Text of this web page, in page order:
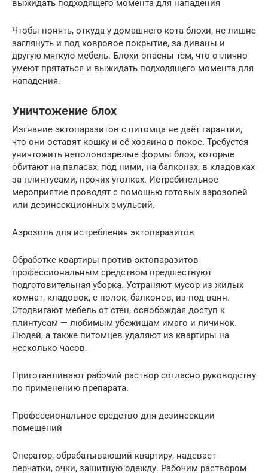
выжидать подходящего момента для нападения
Чтобы понять, откуда у домашнего кота блохи, не лишне
заглянуть и под ковровое покрытие, за диваны и
другую мягкую мебель. Блохи опасны тем, что отлично
умеют прятаться и выжидать подходящего момента для
нападения.
Уничтожение блох
Изгнание эктопаразитов с питомца не даёт гарантии,
что они оставят кошку и её хозяина в покое. Требуется
уничтожить неполовозрелые формы блох, которые
обитают на паласах, под ними, на балконах, в кладовках
за плинтусами, прочих уголках. Истребительное
мероприятие проводят с помощью готовых аэрозолей
или дезинсекционных эмульсий.
Аэрозоль для истребления эктопаразитов
Обработке квартиры против эктопаразитов
профессиональным средством предшествуют
подготовительная уборка. Устраняют мусор из жилых
комнат, кладовок, с полок, балконов, из-под ванн.
Отодвигают мебель от стен, освобождая доступ к
плинтусам — любимым убежищам имаго и личинок.
Людей, а также питомцев удаляют из квартиры на
несколько часов.
Приготавливают рабочий раствор согласно руководству
по применению препарата.
Профессиональное средство для дезинсекции
помещений
Оператор, обрабатывающий квартиру, надевает
перчатки, очки, защитную одежду. Рабочим раствором